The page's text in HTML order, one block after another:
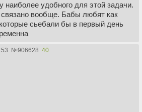
наиболее удобного для этой задачи.
вообще. Бабы любят как
сьебали бы в первый день
№906628 40